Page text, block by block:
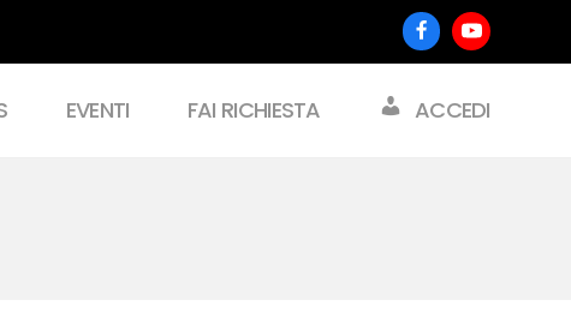
FacebookYoutube
EVENTI FAI RICHIESTA ACCEDI